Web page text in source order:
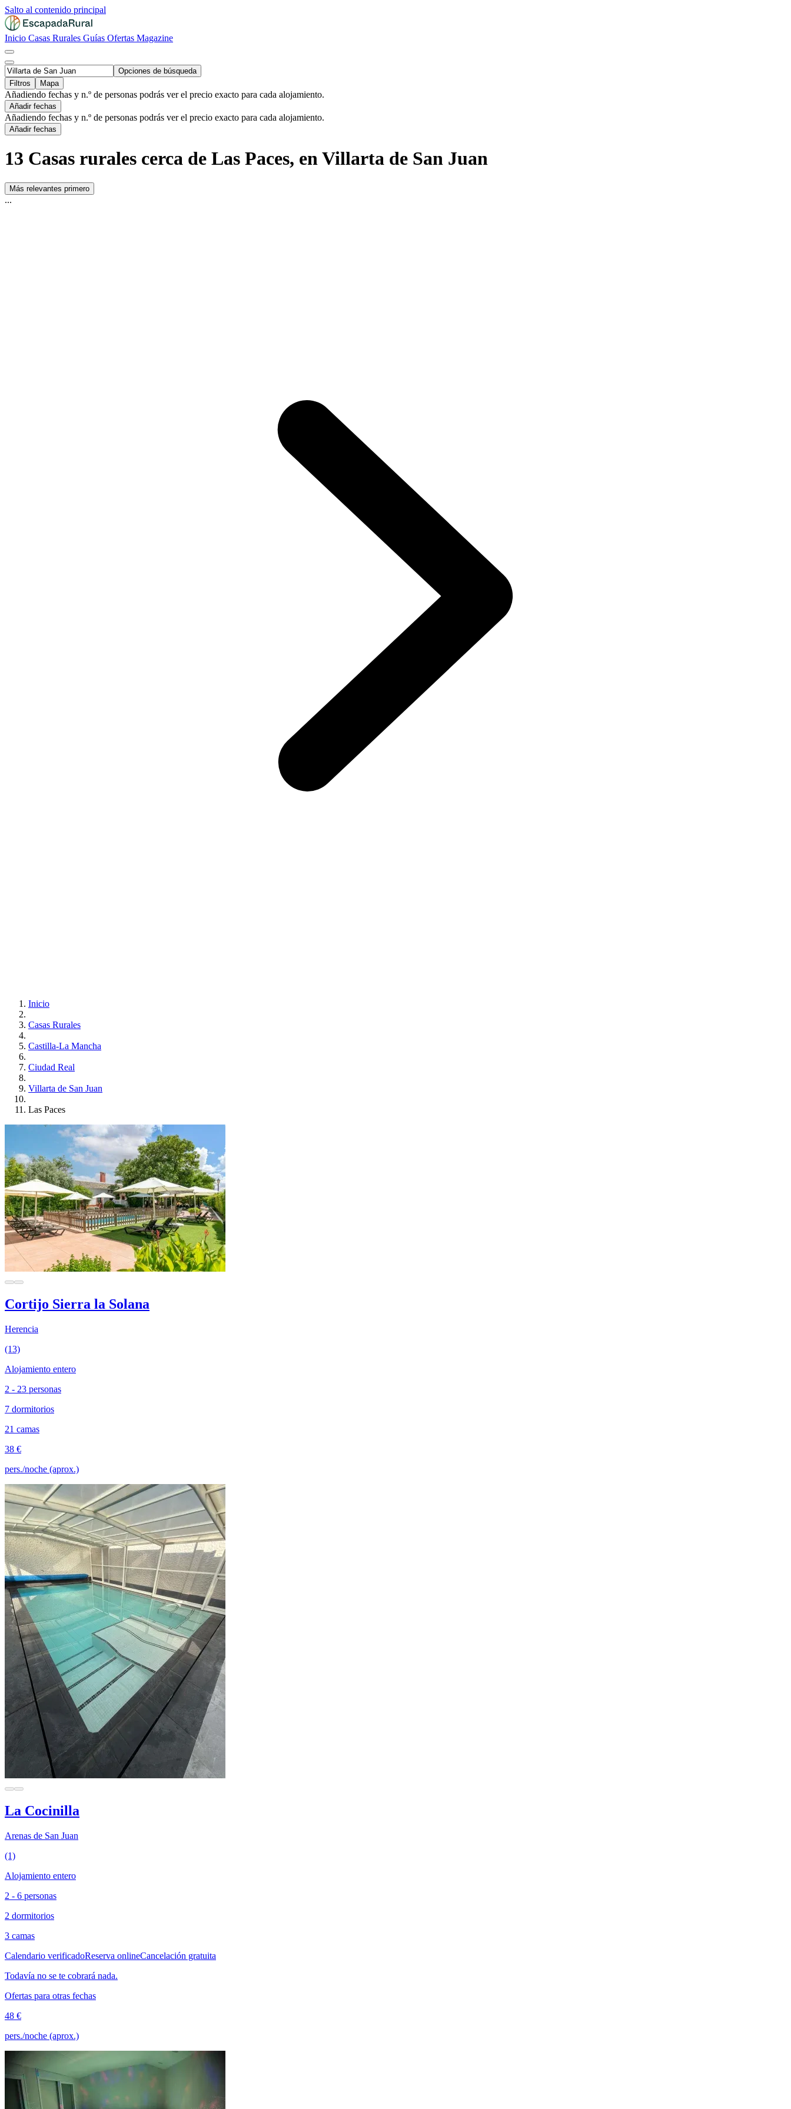
Salto al contenido principal
Inicio Casas Rurales Guías Ofertas Magazine
Opciones de búsqueda
Filtros
Mapa
Añadiendo fechas y n.º de personas podrás ver el precio exacto para cada alojamiento.
Añadir fechas
Añadiendo fechas y n.º de personas podrás ver el precio exacto para cada alojamiento.
Añadir fechas
13 Casas rurales cerca de Las Paces, en Villarta de San Juan
Más relevantes primero
...
Inicio
Casas Rurales
Castilla-La Mancha
Ciudad Real
Villarta de San Juan
Las Paces
Cortijo Sierra la Solana
Herencia
(13)
Alojamiento entero
2 - 23 personas
7 dormitorios
21 camas
38 €
pers./noche (aprox.)
La Cocinilla
Arenas de San Juan
(1)
Alojamiento entero
2 - 6 personas
2 dormitorios
3 camas
Calendario verificadoReserva onlineCancelación gratuita
Todavía no se te cobrará nada.
Ofertas para otras fechas
48 €
pers./noche (aprox.)